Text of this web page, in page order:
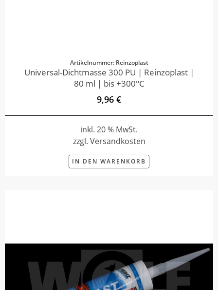
Artikelnummer: Reinzoplast
Universal-Dichtmasse 300 PU | Reinzoplast |
80 ml | bis +300°C
9,96 €
inkl. 20 % MwSt.
zzgl. Versandkosten
IN DEN WARENKORB